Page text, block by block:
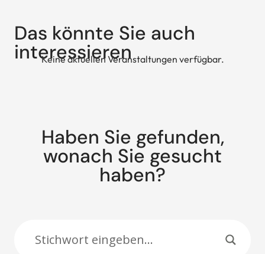
Das könnte Sie auch
interessieren
Keine aktuellen Veranstaltungen verfügbar.
Haben Sie gefunden,
wonach Sie gesucht
haben?